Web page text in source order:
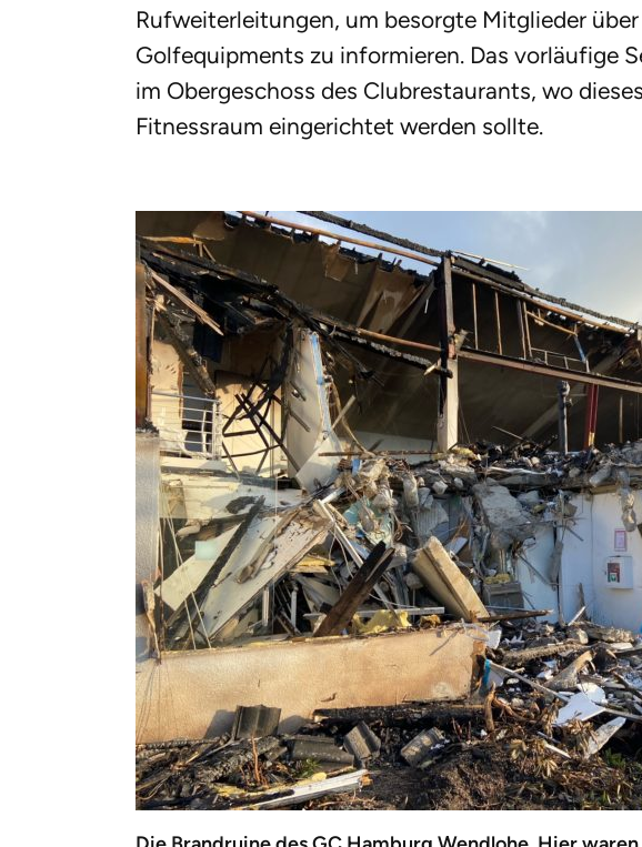
Rufweiterleitungen, um besorgte Mitglieder
Golfequipments zu informieren. Das vorläufige
im Obergeschoss des Clubrestaurants, wo
Fitnessraum eingerichtet werden sollte.